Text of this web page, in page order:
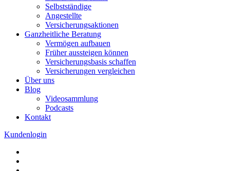
Selbstständige
Angestellte
Versicherungsaktionen
Ganzheitliche Beratung
Vermögen aufbauen
Früher aussteigen können
Versicherungsbasis schaffen
Versicherungen vergleichen
Über uns
Blog
Videosammlung
Podcasts
Kontakt
Kundenlogin